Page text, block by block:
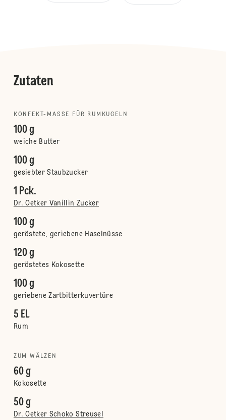
Zutaten
KONFEKT-MASSE FÜR RUMKUGELN
100 g
weiche Butter
100 g
gesiebter Staubzucker
1 Pck.
Dr. Oetker Vanillin Zucker
100 g
geröstete, geriebene Haselnüsse
120 g
geröstetes Kokosette
100 g
geriebene Zartbitterkuvertüre
5 EL
Rum
ZUM WÄLZEN
60 g
Kokosette
50 g
Dr. Oetker Schoko Streusel